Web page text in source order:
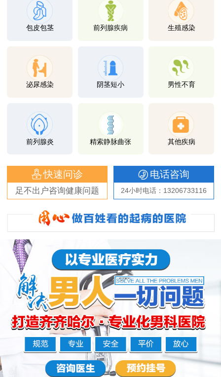
包皮包茎 前列腺疾病 生殖感染
泌尿感染 阴茎短小 男性不育
前列腺炎 精索静脉曲张 其他疾病
快速问诊
足不出户咨询健康问题
电话咨询
24小时电话：13206733116